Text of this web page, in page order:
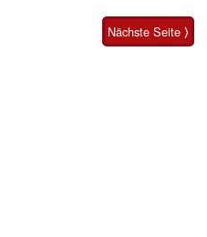
Nächste Seite ⟩